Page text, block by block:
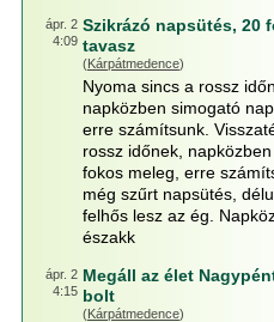
ápr. 2
4:09
Szikrázó napsütés, 20
tavasz
(Kárpátmedence)
Nyoma sincs a rossz
napközben simogató
erre számítsunk.
rossz időnek,
fokos meleg, erre
még szűrt napsütés,
felhős lesz az ég.
északk
ápr. 2
4:15
Megáll az élet
bolt
(Kárpátmedence)